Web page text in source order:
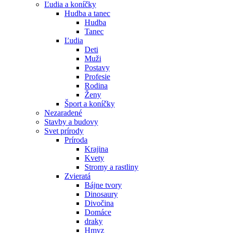
Ľudia a koníčky
Hudba a tanec
Hudba
Tanec
Ľudia
Deti
Muži
Postavy
Profesie
Rodina
Ženy
Šport a koníčky
Nezaradené
Stavby a budovy
Svet prírody
Príroda
Krajina
Kvety
Stromy a rastliny
Zvieratá
Bájne tvory
Dinosaury
Divočina
Domáce
draky
Hmyz